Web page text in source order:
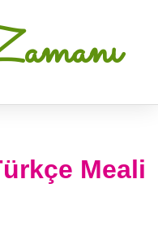
Meali